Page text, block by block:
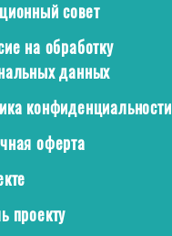
совет
на обработку
данных
конфиденциальности
оферта
проекту